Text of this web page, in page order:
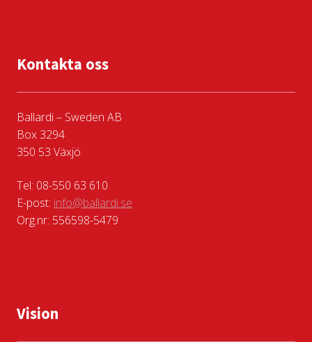
Kontakta oss
Ballardi – Sweden AB
Box 3294
350 53 Växjö
Tel: 08-550 63 610
E-post: info@ballardi.se
Org.nr: 556598-5479
Vision